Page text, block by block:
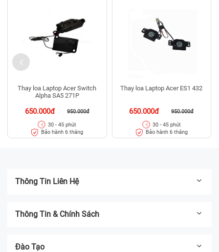
Thay loa Laptop Acer Switch
Alpha SA5 271P
650.000đ 950.000đ
30 - 45 phút
Bảo hành 6 tháng
Thay loa Laptop Acer ES1 432
650.000đ 950.000đ
30 - 45 phút
Bảo hành 6 tháng
Thông Tin Liên Hệ
Thông Tin & Chính Sách
Đào Tạo